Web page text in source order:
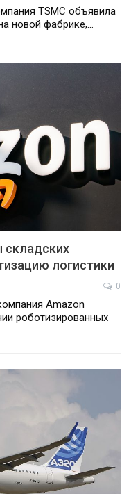
TSMC объявила
новой фабрике,…
складских
логистики
0
Amazon
роботизированных